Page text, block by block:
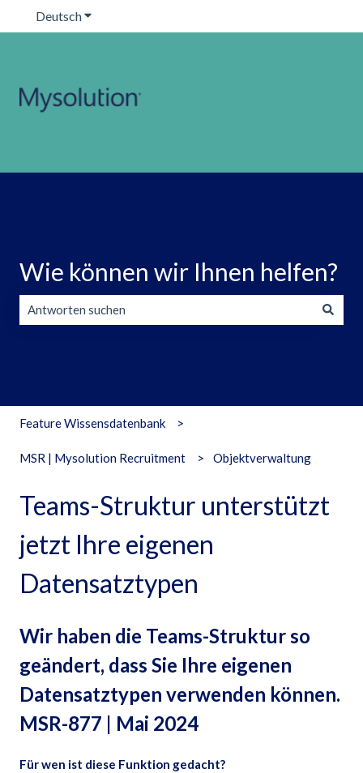
DeutschUntermenü für Übersetzungen anzeigen
Wie können wir Ihnen helfen?
Feature Wissensdatenbank
MSR | Mysolution Recruitment Objektverwaltung
Teams-Struktur unterstützt
jetzt Ihre eigenen
Datensatztypen
Wir haben die Teams-Struktur so
geändert, dass Sie Ihre eigenen
Datensatztypen verwenden können.
MSR-877 | Mai 2024
Für wen ist diese Funktion gedacht?